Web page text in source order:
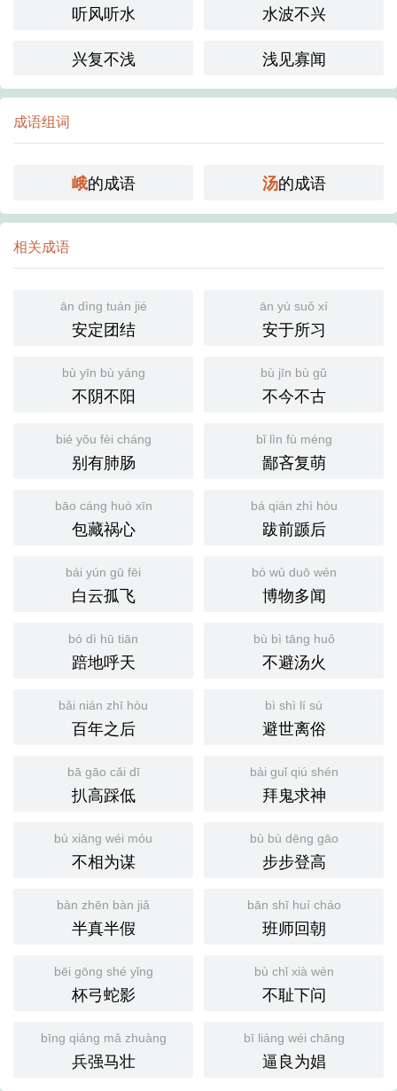
听风听水
水波不兴
兴复不浅
浅见寡闻
成语组词
峨的成语 汤的成语
相关成语
ān dìng tuán jié
安定团结
ān yú suǒ xí
安于所习
bù yīn bù yáng
不阴不阳
bù jīn bù gǔ
不今不古
bié yǒu fèi cháng
别有肺肠
bǐ lìn fù méng
鄙吝复萌
bāo cáng huò xīn
包藏祸心
bá qián zhì hòu
跋前踬后
bái yún gū fēi
白云孤飞
bó wù duō wén
博物多闻
bó dì hū tiān
踣地呼天
bù bì tāng huǒ
不避汤火
bǎi nián zhī hòu
百年之后
bì shì lí sú
避世离俗
bā gāo cǎi dī
扒高踩低
bài guǐ qiú shén
拜鬼求神
bù xiāng wéi móu
不相为谋
bù bù dēng gāo
步步登高
bàn zhēn bàn jiǎ
半真半假
bān shī huí cháo
班师回朝
bēi gōng shé yǐng
杯弓蛇影
bù chǐ xià wèn
不耻下问
bīng qiáng mǎ zhuàng
兵强马壮
bī liáng wéi chāng
逼良为娼